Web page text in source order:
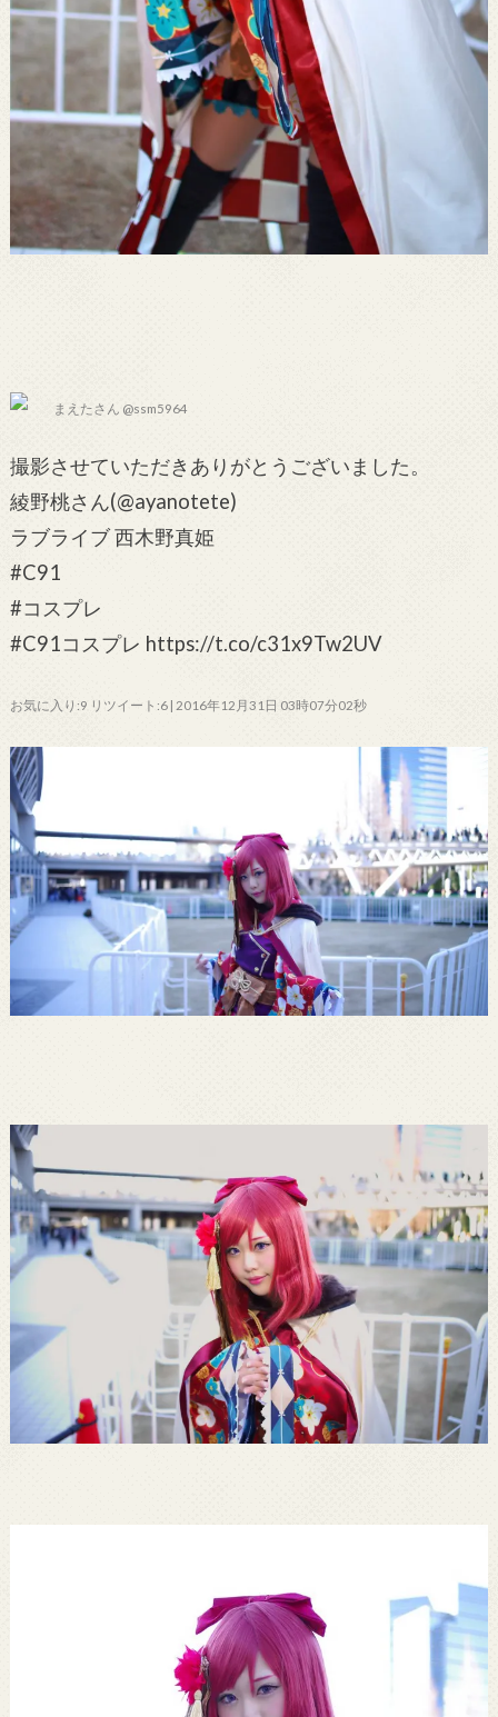
まえたさん @ssm5964
撮影させていただきありがとうございました。
綾野桃さん(@ayanotete)
ラブライブ 西木野真姫
#C91
#コスプレ
#C91コスプレ https://t.co/c31x9Tw2UV
お気に入り:9 リツイート:6 | 2016年12月31日 03時07分02秒